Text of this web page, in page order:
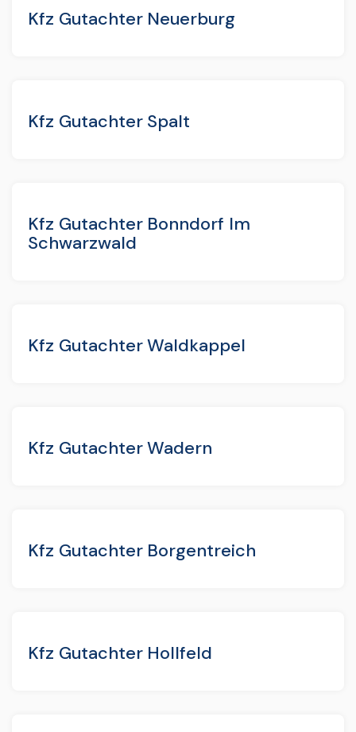
Kfz Gutachter Neuerburg
Kfz Gutachter Spalt
Kfz Gutachter Bonndorf Im
Schwarzwald
Kfz Gutachter Waldkappel
Kfz Gutachter Wadern
Kfz Gutachter Borgentreich
Kfz Gutachter Hollfeld